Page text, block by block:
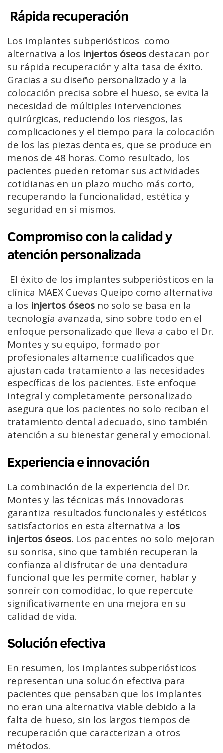
Rápida recuperación
Los implantes subperiósticos como
alternativa a los injertos óseos destacan por
su rápida recuperación y alta tasa de éxito.
Gracias a su diseño personalizado y a la
colocación precisa sobre el hueso, se evita la
necesidad de múltiples intervenciones
quirúrgicas, reduciendo los riesgos, las
complicaciones y el tiempo para la colocación
de los las piezas dentales, que se produce en
menos de 48 horas. Como resultado, los
pacientes pueden retomar sus actividades
cotidianas en un plazo mucho más corto,
recuperando la funcionalidad, estética y
seguridad en sí mismos.
Compromiso con la calidad y
atención personalizada
El éxito de los implantes subperiósticos en la
clínica MAEX Cuevas Queipo como alternativa
a los injertos óseos no solo se basa en la
tecnología avanzada, sino sobre todo en el
enfoque personalizado que lleva a cabo el Dr.
Montes y su equipo, formado por
profesionales altamente cualificados que
ajustan cada tratamiento a las necesidades
específicas de los pacientes. Este enfoque
integral y completamente personalizado
asegura que los pacientes no solo reciban el
tratamiento dental adecuado, sino también
atención a su bienestar general y emocional.
Experiencia e innovación
La combinación de la experiencia del Dr.
Montes y las técnicas más innovadoras
garantiza resultados funcionales y estéticos
satisfactorios en esta alternativa a los
injertos óseos. Los pacientes no solo mejoran
su sonrisa, sino que también recuperan la
confianza al disfrutar de una dentadura
funcional que les permite comer, hablar y
sonreír con comodidad, lo que repercute
significativamente en una mejora en su
calidad de vida.
Solución efectiva
En resumen, los implantes subperiósticos
representan una solución efectiva para
pacientes que pensaban que los implantes
no eran una alternativa viable debido a la
falta de hueso, sin los largos tiempos de
recuperación que caracterizan a otros
métodos.